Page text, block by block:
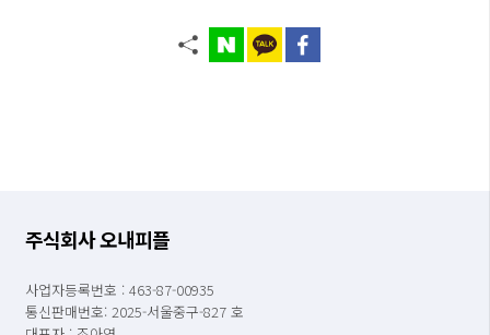
주식회사 오내피플
사업자등록번호 : 463-87-00935
통신판매번호: 2025-서울중구-827 호